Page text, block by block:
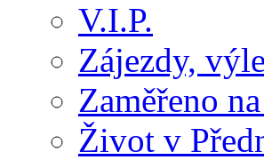
V.I.P.
Zájezdy,
Zaměřeno
Život v